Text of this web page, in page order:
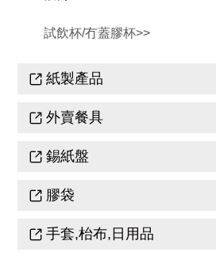
試飲杯/冇蓋膠杯>>
紙製產品
外賣餐具
錫紙盤
膠袋
手套,枱布,日用品